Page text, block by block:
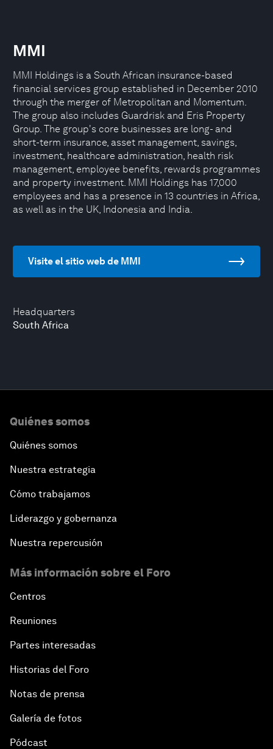
Headquarters
South Africa
MMI
MMI Holdings is a South African insurance-based
financial services group established in December 2010
through the merger of Metropolitan and Momentum.
The group also includes Guardrisk and Eris Property
Group. The group's core businesses are long- and
short-term insurance, asset management, savings,
investment, healthcare administration, health risk
management, employee benefits, rewards programmes
and property investment. MMI Holdings has 17,000
employees and has a presence in 13 countries in Africa,
as well as in the UK, Indonesia and India.
Visite el sitio web de MMI
Quiénes somos
Quiénes somos
Nuestra estrategia
Cómo trabajamos
Liderazgo y gobernanza
Nuestra repercusión
Más información sobre el Foro
Centros
Reuniones
Partes interesadas
Historias del Foro
Notas de prensa
Galería de fotos
Pódcast